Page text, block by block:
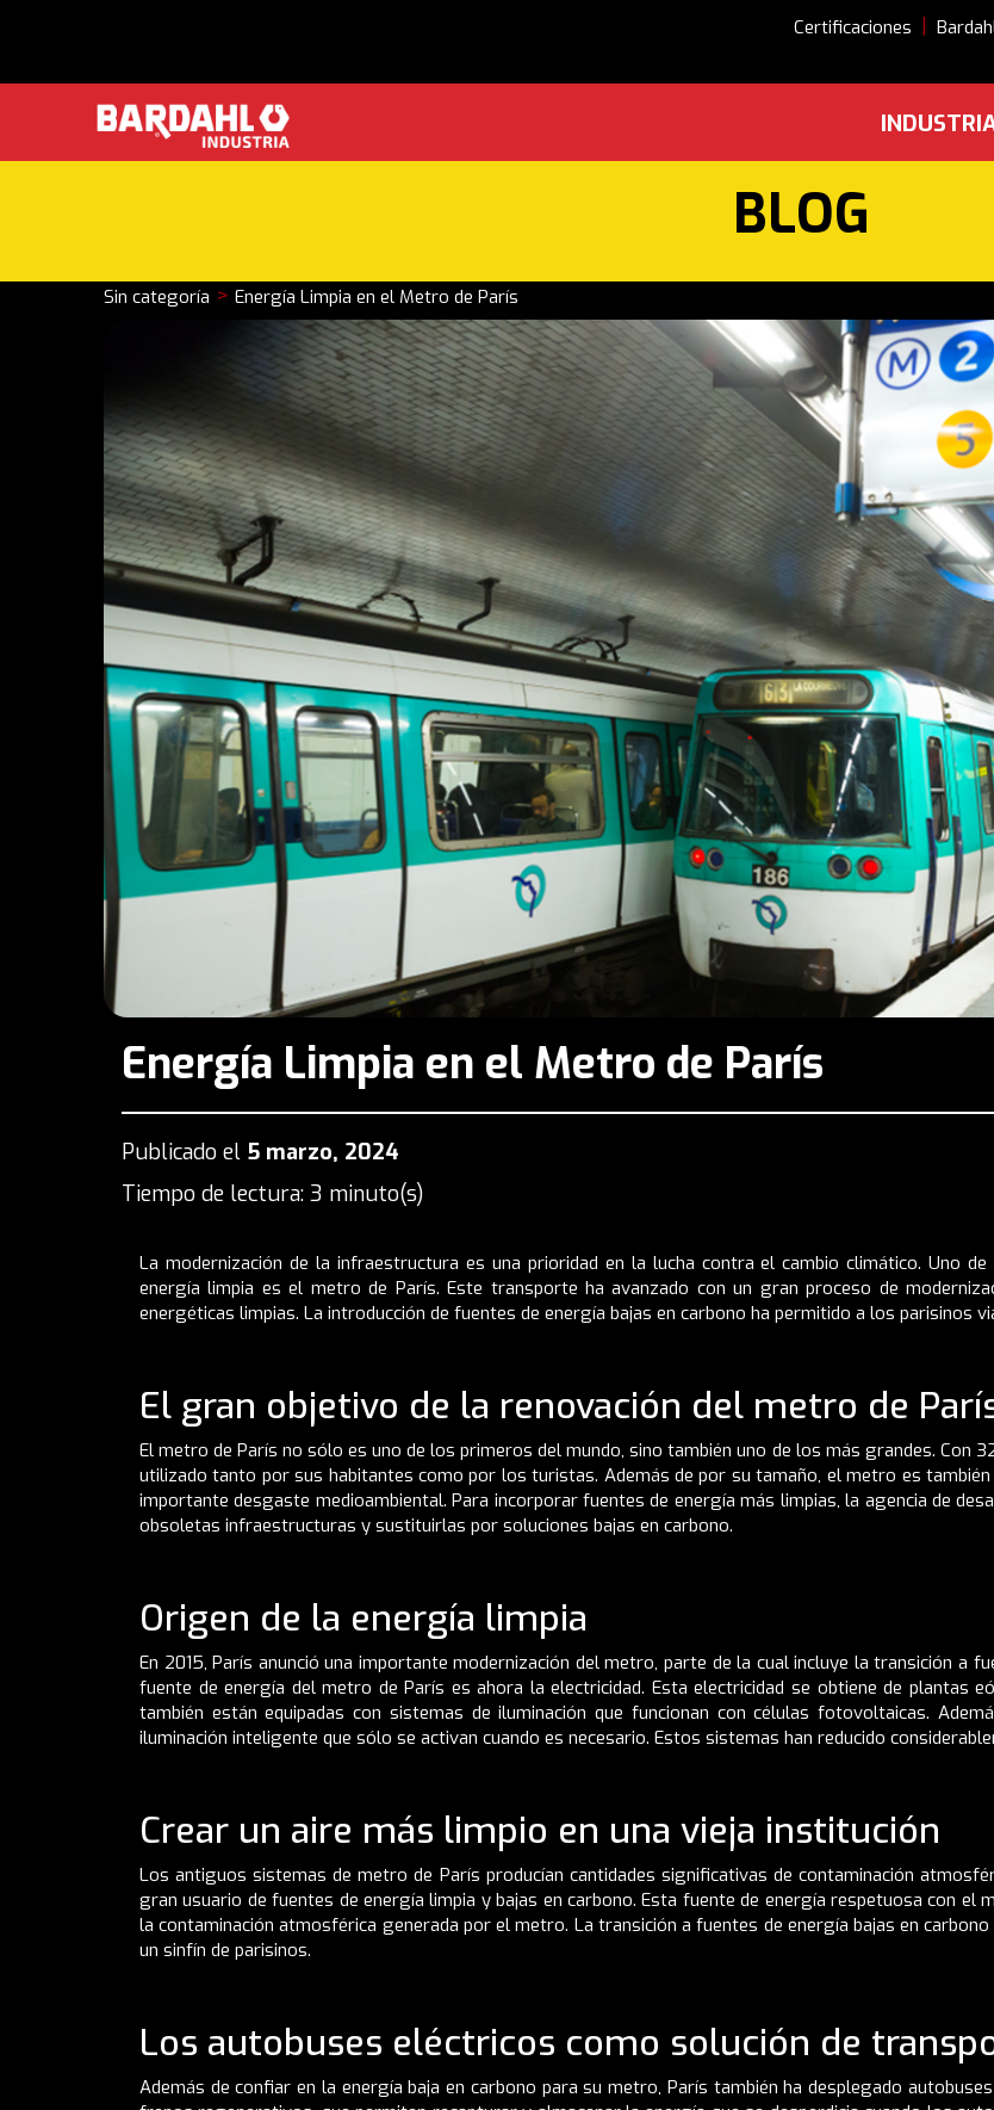
Certificaciones |
BLOG
Sin categoría > Energía Limpia en el Metro de París
Energía Limpia en el Metro de París
Publicado el 5 marzo, 2024
Tiempo de lectura: 3 minuto(s)
La modernización de la infraestructura es una prioridad en la lucha contra el cambio climático. Uno
energía limpia es el metro de París. Este transporte ha avanzado con un gran proceso de
energéticas limpias. La introducción de fuentes de energía bajas en carbono ha permitido a los parisinos
El gran objetivo de la renovación del metro de
El metro de París no sólo es uno de los primeros del mundo, sino también uno de los más grandes. Con
utilizado tanto por sus habitantes como por los turistas. Además de por su tamaño, el metro es también
importante desgaste medioambiental. Para incorporar fuentes de energía más limpias, la agencia de
obsoletas infraestructuras y sustituirlas por soluciones bajas en carbono.
Origen de la energía limpia
En 2015, París anunció una importante modernización del metro, parte de la cual incluye la transición a
fuente de energía del metro de París es ahora la electricidad. Esta electricidad se obtiene de plantas
también están equipadas con sistemas de iluminación que funcionan con células fotovoltaicas.
iluminación inteligente que sólo se activan cuando es necesario. Estos sistemas han reducido
Crear un aire más limpio en una vieja institución
Los antiguos sistemas de metro de París producían cantidades significativas de contaminación
gran usuario de fuentes de energía limpia y bajas en carbono. Esta fuente de energía respetuosa con el
la contaminación atmosférica generada por el metro. La transición a fuentes de energía bajas en
un sinfín de parisinos.
Los autobuses eléctricos como solución de
Además de confiar en la energía baja en carbono para su metro, París también ha desplegado